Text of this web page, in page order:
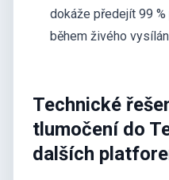
dokáže předejít 99
během živého
Technické
tlumočení do
dalších